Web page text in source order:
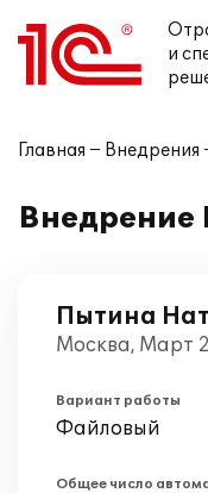
и
Главная Внедрения
Внедрение
Пытина
Москва, Март
Вариант работы
Файловый
Общее число